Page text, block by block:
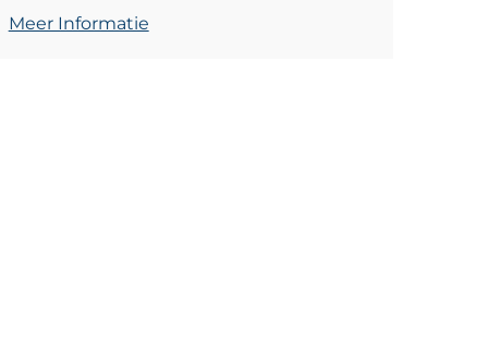
mengen in een home-diffuser
Meer Informatie